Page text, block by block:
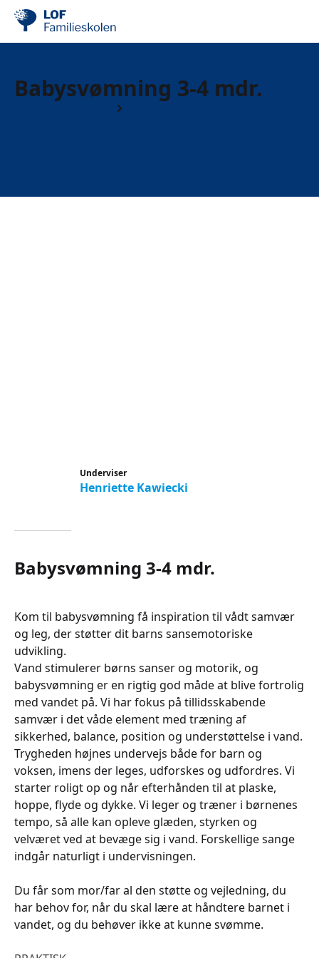
Babysvømning 3-4 mdr.
Underviser
Henriette Kawiecki
Babysvømning 3-4 mdr.
Kom til babysvømning få inspiration til vådt samvær
og leg, der støtter dit barns sansemotoriske
udvikling.
Vand stimulerer børns sanser og motorik, og
babysvømning er en rigtig god måde at blive fortrolig
med vandet på. Vi har fokus på tillidsskabende
samvær i det våde element med træning af
sikkerhed, balance, position og understøttelse i vand.
Trygheden højnes undervejs både for barn og
voksen, imens der leges, udforskes og udfordres. Vi
starter roligt op og når efterhånden til at plaske,
hoppe, flyde og dykke. Vi leger og træner i børnenes
tempo, så alle kan opleve glæden, styrken og
velværet ved at bevæge sig i vand. Forskellige sange
indgår naturligt i undervisningen.
Du får som mor/far al den støtte og vejledning, du
har behov for, når du skal lære at håndtere barnet i
vandet, og du behøver ikke at kunne svømme.